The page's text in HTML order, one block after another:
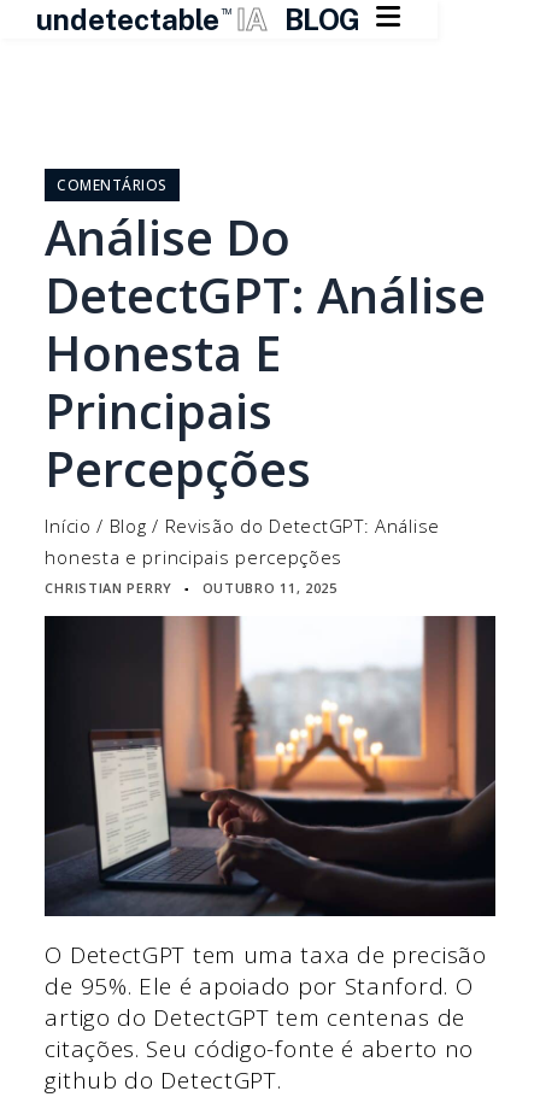
undetectable TM IA BLOG 
conteúdo
COMENTÁRIOS
Análise Do
DetectGPT: Análise
Honesta E
Principais
Percepções
Início / Blog / Revisão do DetectGPT: Análise
honesta e principais percepções
CHRISTIAN PERRY ▪ OUTUBRO 11, 2025
O DetectGPT tem uma taxa de precisão
de 95%. Ele é apoiado por Stanford. O
artigo do DetectGPT tem centenas de
citações. Seu código-fonte é aberto no
github do DetectGPT.